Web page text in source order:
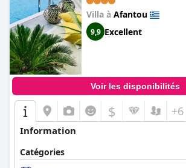
Villa à Afantou
9,9 Excellent
Voir les disponibilités
$ +6
Information
Catégories